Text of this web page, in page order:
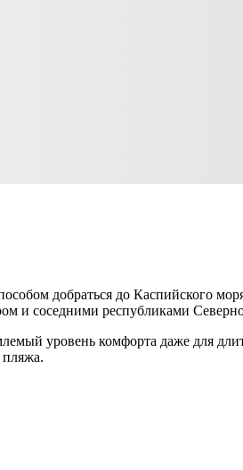
добраться до Каспийского
и соседними республиками
уровень комфорта даже для
пляжа.